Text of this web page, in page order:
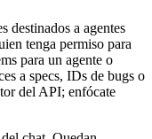
destinados a agentes
tenga permiso para
para un agente o
a specs, IDs de bugs o
del API; enfócate